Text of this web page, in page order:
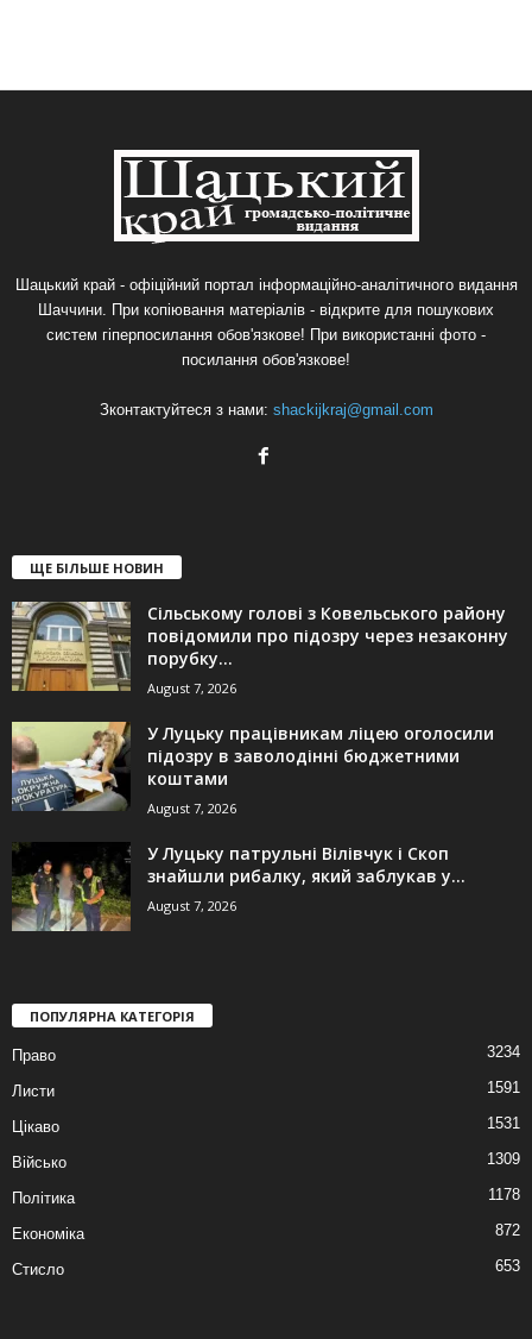
Шацький край - офіційний портал інформаційно-аналітичного видання
Шаччини. При копіювання матеріалів - відкрите для пошукових
систем гіперпосилання обов'язкове! При використанні фото -
посилання обов'язкове!
Зконтактуйтеся з нами: shackijkraj@gmail.com
ЩЕ БІЛЬШЕ НОВИН
Сільському голові з Ковельського району
повідомили про підозру через незаконну
порубку...
August 7, 2026
У Луцьку працівникам ліцею оголосили
підозру в заволодінні бюджетними
коштами
August 7, 2026
У Луцьку патрульні Вілівчук і Скоп
знайшли рибалку, який заблукав у...
August 7, 2026
ПОПУЛЯРНА КАТЕГОРІЯ
Право 3234
Листи 1591
Цікаво 1531
Військо 1309
Політика 1178
Економіка 872
Стисло 653